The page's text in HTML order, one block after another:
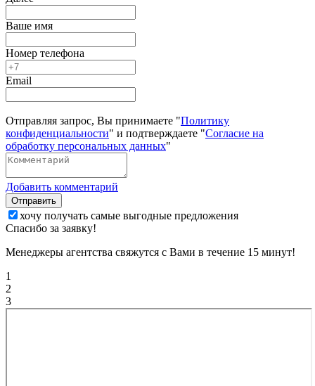
Ваше имя
Номер телефона
Email
Отправляя запрос, Вы принимаете "Политику
конфиденциальности" и подтверждаете "Согласие на
обработку персональных данных"
Добавить комментарий
Отправить
хочу получать самые выгодные предложения
Спасибо за заявку!
Менеджеры агентства свяжутся с Вами в течение 15 минут!
1
2
3